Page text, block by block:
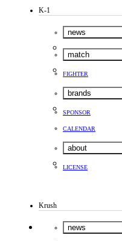
K-1
news
match
FIGHTER
brands
SPONSOR
CALENDAR
about
LICENSE
Krush
news